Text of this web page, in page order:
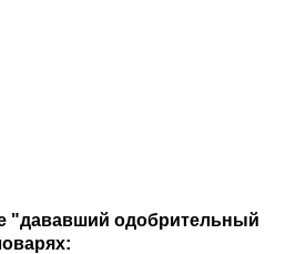
"дававший одобрительный